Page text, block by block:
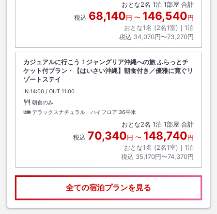
おとな2名 1泊 1部屋 合計
税込 68,140円 〜 146,540円
おとな1名 (2名1室)｜ 1泊
税込 34,070円〜73,270円
カジュアルに行こう！ジャングリア沖縄への旅 ふらっとチ
ケット付プラン・【はいさい沖縄】朝食付き／優雅に寛ぐリ
ゾートステイ
IN チェックイン
14:00 / OUT チェックアウト
11:00
朝食のみ
デラックスナチュラル ハイフロア 36平米
おとな2名 1泊 1部屋 合計
税込 70,340円 〜 148,740円
おとな1名 (2名1室)｜ 1泊
税込 35,170円〜74,370円
全ての宿泊プランを見る